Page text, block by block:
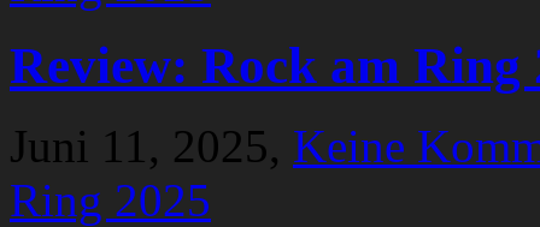
Review: Rock am Ring
Juni 11, 2025, Keine
Ring 2025